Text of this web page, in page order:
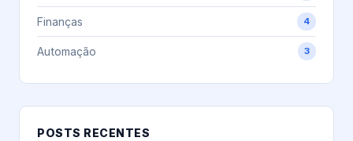
Finanças 4
Automação 3
POSTS RECENTES